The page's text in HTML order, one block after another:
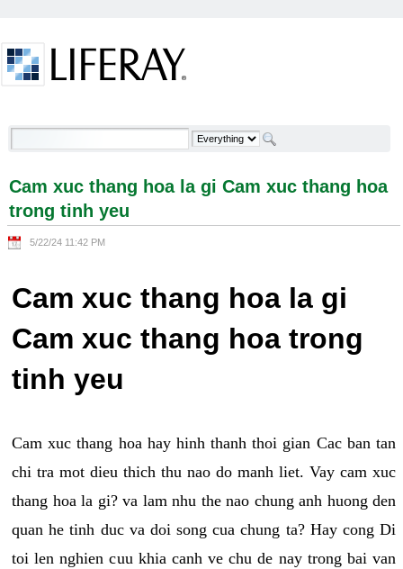
Cam xuc thang hoa la gi Cam xuc thang hoa trong
Cam xuc thang hoa la gi Cam xuc thang hoa
trong tinh yeu
5/22/24 11:42 PM
Cam xuc thang hoa la gi
Cam xuc thang hoa trong
tinh yeu
Cam xuc thang hoa hay hinh thanh thoi gian Cac ban tan
chi tra mot dieu thich thu nao do manh liet. Vay cam xuc
thang hoa la gi? va lam nhu the nao chung anh huong den
quan he tinh duc va doi song cua chung ta? Hay cong Di
toi len nghien cuu khia canh ve chu de nay trong bai van